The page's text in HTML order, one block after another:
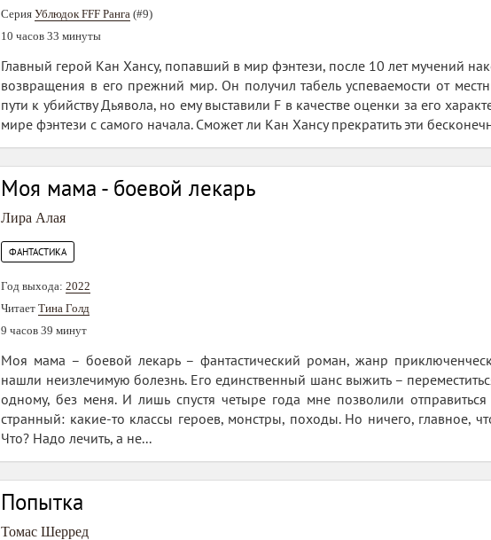
Серия Ублюдок FFF Ранга (#9)
10 часов 33 минуты
Главный герой Кан Хансу, попавший в мир фэнтези, после 10 лет мучений
возвращения в его прежний мир. Он получил табель успеваемости от
пути к убийству Дьявола, но ему выставили F в качестве оценки за его
мире фэнтези с самого начала. Сможет ли Кан Хансу прекратить эти
Моя мама - боевой лекарь
Лира Алая
ФАНТАСТИКА
Год выхода: 2022
Читает Тина Голд
9 часов 39 минут
Моя мама – боевой лекарь – фантастический роман, жанр
нашли неизлечимую болезнь. Его единственный шанс выжить –
одному, без меня. И лишь спустя четыре года мне позволили
странный: какие-то классы героев, монстры, походы. Но ничего, главное,
Что? Надо лечить, а не...
Попытка
Томас Шерред